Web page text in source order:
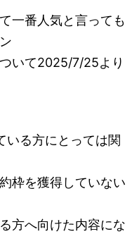
一番人気と言っても
いて2025/7/25より
いる方にとっては関
枠を獲得していない
方へ向けた内容にな